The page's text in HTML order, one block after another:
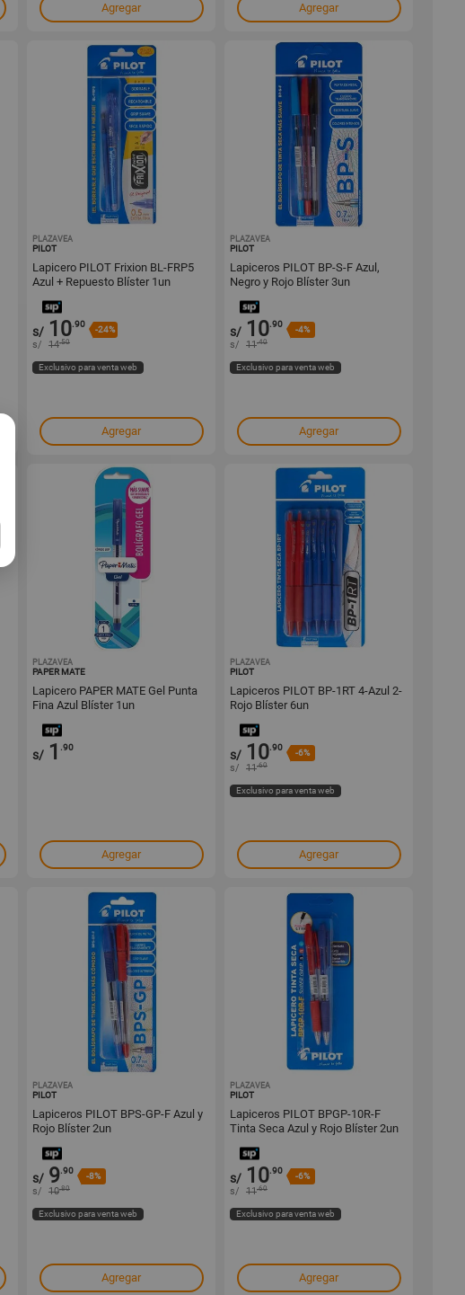
Agregar Agregar
PLAZAVEA
PILOT
Lapicero PILOT Frixion BL-FRP5
Azul + Repuesto Blíster 1un
s/ 10.90
-24%
s/ 14.50
Exclusivo para venta web
Agregar
PLAZAVEA
PILOT
Lapiceros PILOT BP-S-F Azul,
Negro y Rojo Blíster 3un
s/ 10.90
-4%
s/ 11.40
Exclusivo para venta web
Agregar
PLAZAVEA
PAPER MATE
Lapicero PAPER MATE Gel Punta
Fina Azul Blíster 1un
s/ 1 .90
Agregar
PLAZAVEA
PILOT
Lapiceros PILOT BP-1RT 4-Azul 2-
Rojo Blíster 6un
s/ 10.90
-6%
s/ 11.60
Exclusivo para venta web
Agregar
PLAZAVEA
PILOT
Lapiceros PILOT BPS-GP-F Azul y
Rojo Blíster 2un
s/ 9.90
-8%
s/ 10.80
Exclusivo para venta web
Agregar
PLAZAVEA
PILOT
Lapiceros PILOT BPGP-10R-F
Tinta Seca Azul y Rojo Blíster 2un
s/ 10.90
-6%
s/ 11.60
Exclusivo para venta web
Agregar